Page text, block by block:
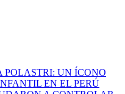
POLASTRI: UN ÍCONO
EN EL PERÚ